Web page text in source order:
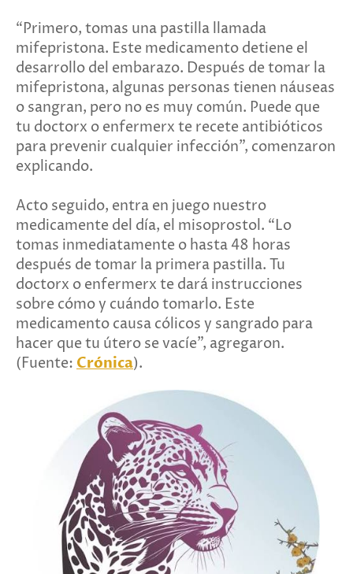
“Primero, tomas una pastilla llamada
mifepristona. Este medicamento detiene el
desarrollo del embarazo. Después de tomar la
mifepristona, algunas personas tienen náuseas
o sangran, pero no es muy común. Puede que
tu doctorx o enfermerx te recete antibióticos
para prevenir cualquier infección”, comenzaron
explicando.
Acto seguido, entra en juego nuestro
medicamente del día, el misoprostol. “Lo
tomas inmediatamente o hasta 48 horas
después de tomar la primera pastilla. Tu
doctorx o enfermerx te dará instrucciones
sobre cómo y cuándo tomarlo. Este
medicamento causa cólicos y sangrado para
hacer que tu útero se vacíe”, agregaron.
(Fuente: Crónica).